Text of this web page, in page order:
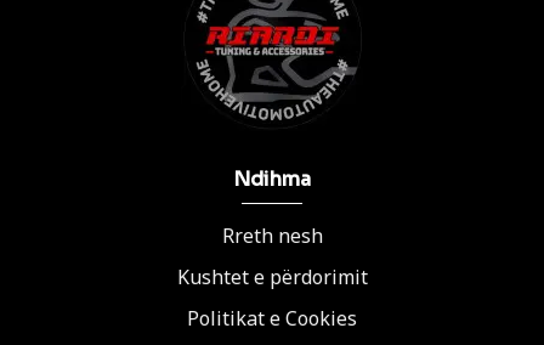
Ndihma
Rreth nesh
Kushtet e përdorimit
Politikat e Cookies